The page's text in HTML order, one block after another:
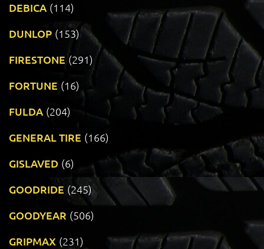
DEBICA (114)
DUNLOP (153)
FIRESTONE (291)
FORTUNE (16)
FULDA (204)
GENERAL TIRE (166)
GISLAVED (6)
GOODRIDE (245)
GOODYEAR (506)
GRIPMAX (231)